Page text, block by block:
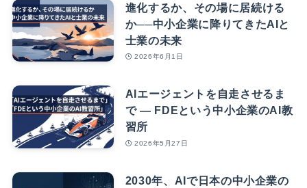
進化するか、その場に居続ける
か──中小企業に降りてきたAIと
士業の未来
2026年6月1日
AIエージェントを自走させるま
で — FDEという中小企業のAI教
習所
2026年5月27日
2030年、AIで日本の中小企業の